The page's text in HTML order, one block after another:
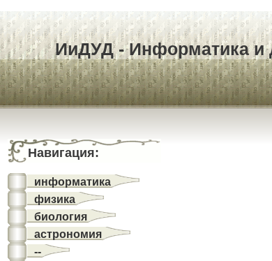
ИиДУД - Информатика и
Навигация:
информатика
физика
биология
астрономия
--